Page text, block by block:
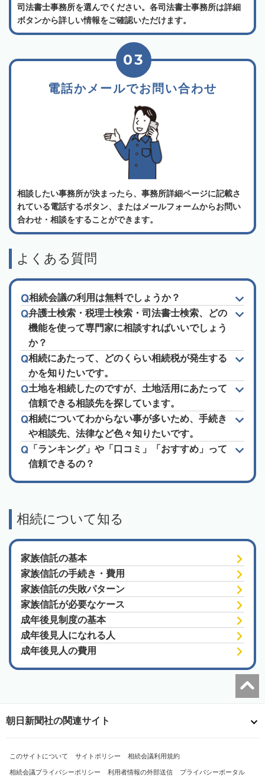
司法書士事務所を選んでください。各司法書士事務所は詳細
ボタンから詳しい情報をご確認いただけます。
電話かメールでお問い合わせ
03
相談したい事務所が決まったら、事務所詳細ページに記載さ
れている電話するボタン、またはメールフォームからお問い
合わせ・相談をすることができます。
よくある質問
相続会議の利用は無料でしょうか？
弁護士検索・税理士検索・司法書士検索、どの
機能を使って専門家に相談すればいいでしょう
か？
相続にあたって、どのくらい相続税が発生する
かを知りたいです。
土地を相続したのですが、土地活用にあたって
信頼できる相談先を探しています。
相続についてわからない事が多いため、手続き
や相談先、法律など色々知りたいです。
「ランキング」や「口コミ」「おすすめ」って
信頼できるの？
相続について知る
家族信託の基本
家族信託の手続き・費用
家族信託の失敗パターン
家族信託が必要なケース
成年後見制度の基本
成年後見人になれる人
成年後見人の費用
朝日新聞社の関連サイト
このサイトについて サイトポリシー 相続会議利用規約
相続会議プライバシーポリシー 利用者情報の外部送信 プライバシーポータル